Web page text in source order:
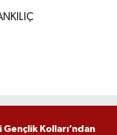
Gençlik Kolları’ndan